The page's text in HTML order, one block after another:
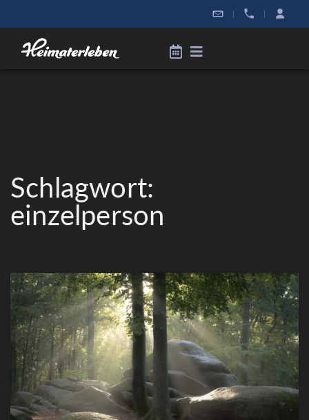
| |
Schlagwort:
einzelperson